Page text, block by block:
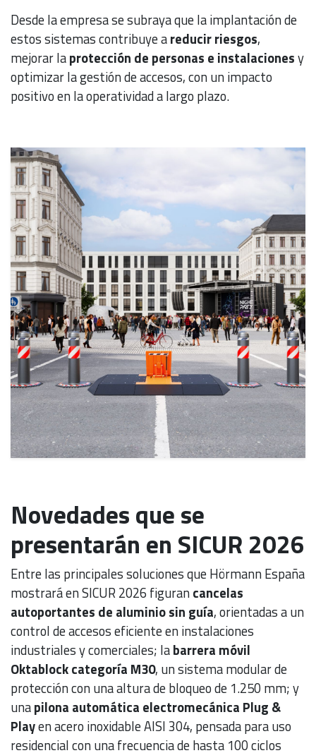
Desde la empresa se subraya que la implantación de
estos sistemas contribuye areducir riesgos,
mejorar laprotección de personas e instalacionesy
optimizar la gestión de accesos, con un impacto
positivo en la operatividad a largo plazo.
Novedades que se
presentarán en SICUR 2026
Entre las principales soluciones que Hörmann España
mostrará en SICUR 2026 figurancancelas
autoportantes de aluminio sin guía, orientadas a un
control de accesos eficiente en instalaciones
industriales y comerciales; labarrera móvil
Oktablock categoría M30, un sistema modular de
protección con una altura de bloqueo de 1.250 mm; y
unapilona automática electromecánica Plug &
Playen acero inoxidable AISI 304, pensada para uso
residencial con una frecuencia de hasta 100 ciclos